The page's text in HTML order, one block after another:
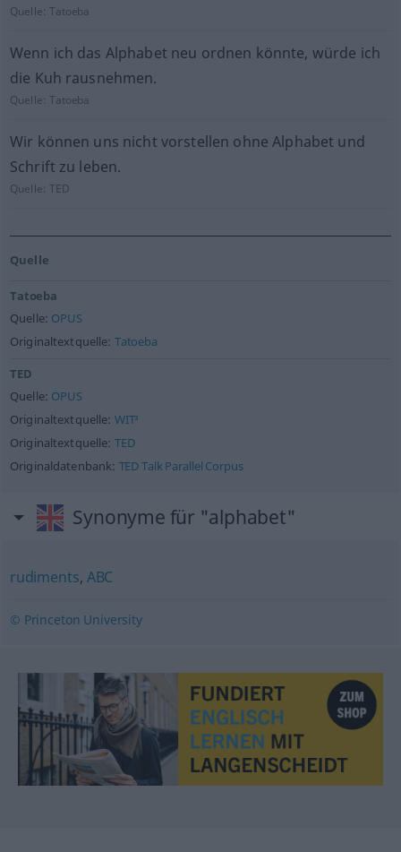
Quelle:Tatoeba
Wenn ich das Alphabet neu ordnen könnte, würde ich
die Kuh rausnehmen.
Quelle:Tatoeba
Wir können uns nicht vorstellen ohne Alphabet und
Schrift zu leben.
Quelle:TED
Quelle
Tatoeba
Quelle: OPUS
Originaltextquelle: Tatoeba
TED
Quelle: OPUS
Originaltextquelle: WIT³
Originaltextquelle: TED
Originaldatenbank: TED Talk Parallel Corpus
Synonyme für "alphabet"
rudiments, ABC
© Princeton University